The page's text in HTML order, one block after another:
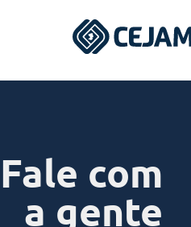
Fale com
a gente